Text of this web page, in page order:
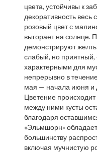
цвета, устойчивы к
декоративность весь
розовый цвет с
выгорает на солнце.
демонстрируют
слабый, но приятный,
характерными для
непрерывно в
мая — начала июня и
Цветение
между ними кусты
благодаря
«Эльмшорн»
большинству
включая мучнистую